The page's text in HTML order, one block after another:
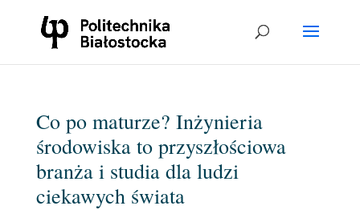
Co po maturze? Inżynieria
środowiska to przyszłościowa
branża i studia dla ludzi
ciekawych świata